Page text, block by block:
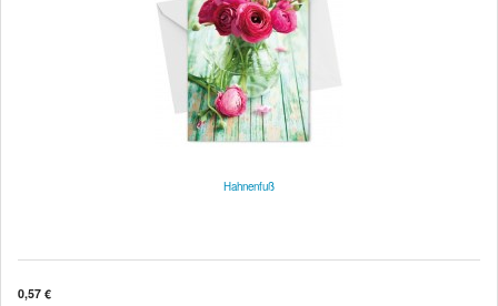
Hahnenfuß
0,57 €